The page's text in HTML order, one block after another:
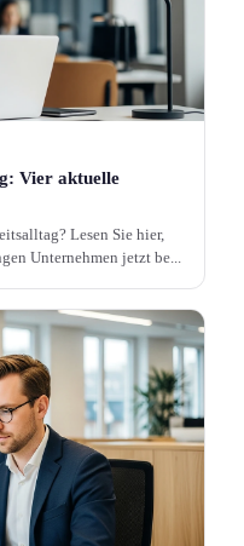
Vier aktuelle
Lesen Sie hier,
Unternehmen jetzt be...